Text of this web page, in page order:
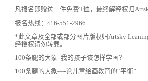
凡报名即赠送一件免费T恤，最终解释权归
报名热线：416-551-2966
*此文章及全部或部分图片版权归Artsky
经授权请勿转载。
100条腿的大象–我的孩子该怎样学画？
100条腿的大象—-论儿童绘画教育的“平衡”